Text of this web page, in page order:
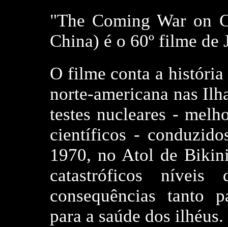
"The Coming War on
China) é o 60º filme de
O filme conta a
norte-americana nas
testes nucleares -
científicos -
1970, no Atol de
catastróficos níveis
consequências tanto
para a saúde dos ilhéus.